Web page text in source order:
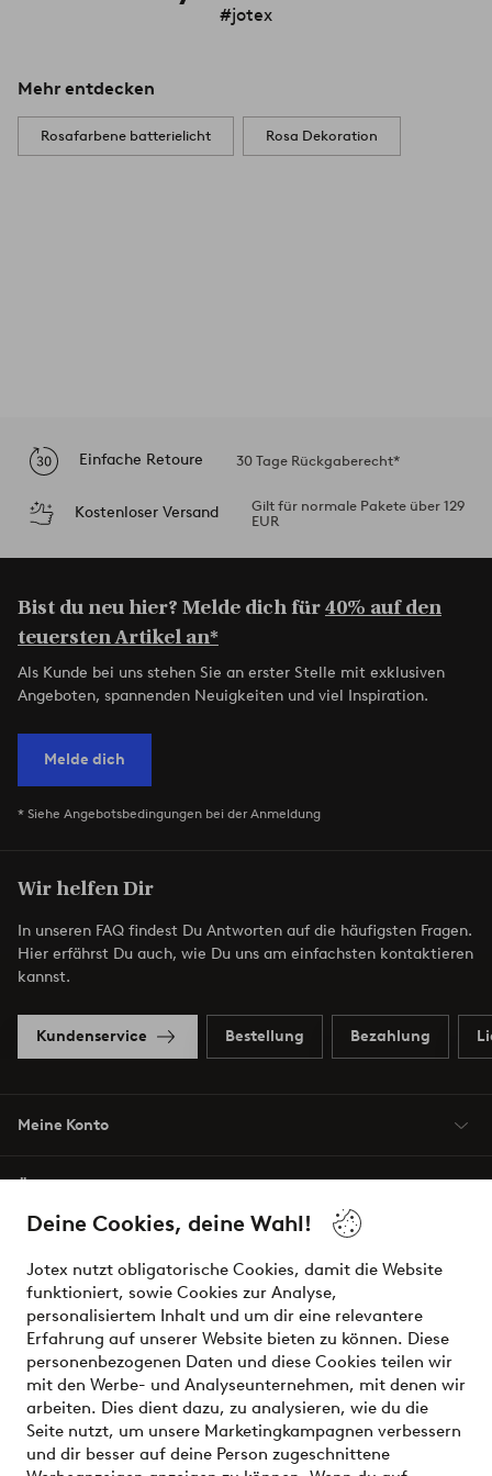
Deine Cookies, deine Wahl!
Jotex nutzt obligatorische Cookies, damit die Website
funktioniert, sowie Cookies zur Analyse,
personalisiertem Inhalt und um dir eine relevantere
Erfahrung auf unserer Website bieten zu können. Diese
personenbezogenen Daten und diese Cookies teilen wir
mit den Werbe- und Analyseunternehmen, mit denen wir
arbeiten. Dies dient dazu, zu analysieren, wie du die
Seite nutzt, um unsere Marketingkampagnen verbessern
und dir besser auf deine Person zugeschnittene
#jotex
Mehr entdecken
Rosafarbene batterielicht Rosa Dekoration
Einfache Retoure 30 Tage Rückgaberecht*
Kostenloser Versand
Gilt für normale Pakete über 129
EUR
Bist du neu hier? Melde dich für40% auf den
teuersten Artikel an*
Als Kunde bei uns stehen Sie an erster Stelle mit exklusiven
Angeboten, spannenden Neuigkeiten und viel Inspiration.
Melde dich
* Siehe Angebotsbedingungen bei der Anmeldung
Wir helfen Dir
In unseren FAQ findest Du Antworten auf die häufigsten Fragen.
Hier erfährst Du auch, wie Du uns am einfachsten kontaktieren
kannst.
Kundenservice Bestellung Bezahlung
Meine Konto
Bedingungen
Sichere Zahlungen - Jetzt bezahlen oder aufteilen
Möchtest du mehr über unsere
Zahlungsmöglichkeitenerfahren?